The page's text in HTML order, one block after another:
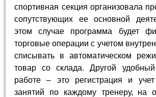
спортивная секция организовала
сопутствующих ее основной
этом случае программа будет
торговые операции с учетом
списывать в автоматическом
товар со склада. Другой
работе – это регистрация и учет
занятий по каждому тренеру, на